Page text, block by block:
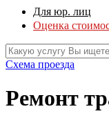
Для юр. лиц
Оценка
Схема проезда
Ремонт